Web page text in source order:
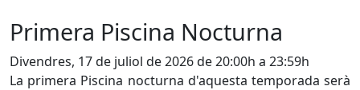
Primera Piscina Nocturna
Divendres, 17 de juliol de 2026 de 20:00h a 23:59h
La primera Piscina nocturna d'aquesta temporada serà